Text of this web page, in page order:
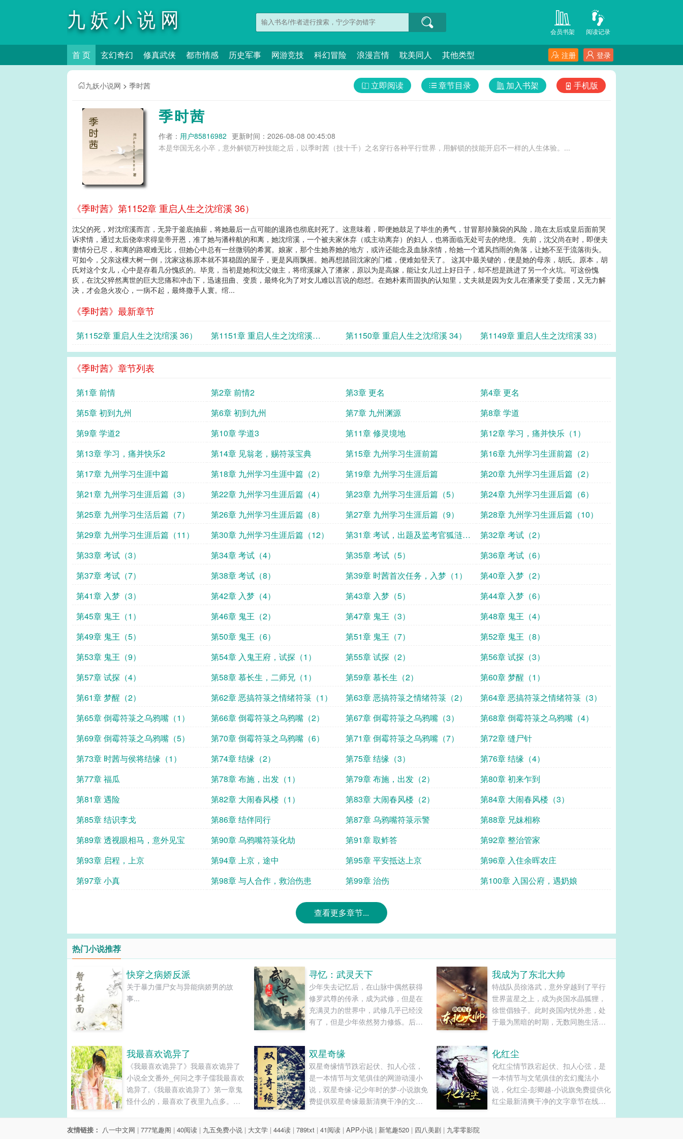
九妖小说网 阅读记录
会员书架
首 页 玄幻奇幻 修真武侠 都市情感 历史军事 网游竞技 科幻冒险 浪漫言情 耽美同人 其他类型 登录
注册
九妖小说网 > 季时茜 手机版
加入书架
章节目录
立即阅读
季时茜
作者： 用户85816982 更新时间：2026-08-08 00:45:08
本是华国无名小卒，意外解锁万种技能之后，以季时茜（技十千）之名穿行各种平行世界，用解锁的技能开启不一样的人生体验。...
《季时茜》第1152章 重启人生之沈绾溪 36）
沈父的死，对沈绾溪而言，无异于釜底抽薪，将她最后一点可能的退路也彻底封死了。这意味着，即便她鼓足了毕生的勇气，甘冒那掉脑袋的风险，跪在太后或皇后面前哭
诉求情，通过太后侥幸求得皇帝开恩，准了她与潘梓航的和离，她沈绾溪，一个被夫家休弃（或主动离弃）的妇人，也将面临无处可去的绝境。 先前，沈父尚在时，即便夫
妻情分已尽，和离的路艰难无比，但她心中总有一丝微弱的希冀。娘家，那个生她养她的地方，或许还能念及血脉亲情，给她一个遮风挡雨的角落，让她不至于流落街头。
可如今，父亲这棵大树一倒，沈家这栋原本就不算稳固的屋子，更是风雨飘摇。她再想踏回沈家的门槛，便难如登天了。 这其中最关键的，便是她的母亲，胡氏。原本，胡
氏对这个女儿，心中是存着几分愧疚的。毕竟，当初是她和沈父做主，将绾溪嫁入了潘家，原以为是高嫁，能让女儿过上好日子，却不想是跳进了另一个火坑。可这份愧
疚，在沈父猝然离世的巨大悲痛和冲击下，迅速扭曲、变质，最终化为了对女儿难以言说的怨怼。在她朴素而固执的认知里，丈夫就是因为女儿在潘家受了委屈，又无力解
决，才会急火攻心，一病不起，最终撒手人寰。绾...
《季时茜》最新章节
第1152章 重启人生之沈绾溪 36）
第1151章 重启人生之沈绾溪
（35）
第1150章 重启人生之沈绾溪 34） 第1149章 重启人生之沈绾溪 33）
《季时茜》章节列表
第1章 前情 第2章 前情2 第3章 更名
第4章 更名
第5章 初到九州
第6章 初到九州 第7章 九州渊源
第8章 学道
第9章 学道2
第10章 学道3 第11章 修灵境地
第12章 学习，痛并快乐（1）
第13章 学习，痛并快乐2
第14章 见翁老，赐符箓宝典 第15章 九州学习生涯前篇
第16章 九州学习生涯前篇（2）
第17章 九州学习生涯中篇
第18章 九州学习生涯中篇（2） 第19章 九州学习生涯后篇
第20章 九州学习生涯后篇（2）
第21章 九州学习生涯后篇（3）
第22章 九州学习生涯后篇（4） 第23章 九州学习生涯后篇（5）
第24章 九州学习生涯后篇（6）
第25章 九州学习生活后篇（7）
第26章 九州学习生涯后篇（8） 第27章 九州学习生涯后篇（9）
第28章 九州学习生涯后篇（10）
第29章 九州学习生涯后篇（11）
第30章 九州学习生涯后篇（12）
第31章 考试，出题及监考官狐涟、
绥娘（1）
第32章 考试（2）
第33章 考试（3）
第34章 考试（4） 第35章 考试（5）
第36章 考试（6）
第37章 考试（7）
第38章 考试（8） 第39章 时茜首次任务，入梦（1）
第40章 入梦（2）
第41章 入梦（3）
第42章 入梦（4） 第43章 入梦（5）
第44章 入梦（6）
第45章 鬼王（1）
第46章 鬼王（2） 第47章 鬼王（3）
第48章 鬼王（4）
第49章 鬼王（5）
第50章 鬼王（6） 第51章 鬼王（7）
第52章 鬼王（8）
第53章 鬼王（9）
第54章 入鬼王府，试探（1） 第55章 试探（2）
第56章 试探（3）
第57章 试探（4）
第58章 慕长生，二师兄（1） 第59章 慕长生（2）
第60章 梦醒（1）
第61章 梦醒（2）
第62章 恶搞符箓之情绪符箓（1） 第63章 恶搞符箓之情绪符箓（2）
第64章 恶搞符箓之情绪符箓（3）
第65章 倒霉符箓之乌鸦嘴（1）
第66章 倒霉符箓之乌鸦嘴（2） 第67章 倒霉符箓之乌鸦嘴（3）
第68章 倒霉符箓之乌鸦嘴（4）
第69章 倒霉符箓之乌鸦嘴（5）
第70章 倒霉符箓之乌鸦嘴（6） 第71章 倒霉符箓之乌鸦嘴（7）
第72章 缝尸针
第73章 时茜与侯将结缘（1）
第74章 结缘（2） 第75章 结缘（3）
第76章 结缘（4）
第77章 福瓜
第78章 布施，出发（1） 第79章 布施，出发（2）
第80章 初来乍到
第81章 遇险
第82章 大闹春风楼（1） 第83章 大闹春风楼（2）
第84章 大闹春风楼（3）
第85章 结识李戈
第86章 结伴同行 第87章 乌鸦嘴符箓示警
第88章 兄妹相称
第89章 透视眼相马，意外见宝
第90章 乌鸦嘴符箓化劫 第91章 取鲊答
第92章 整治管家
第93章 启程，上京
第94章 上京，途中 第95章 平安抵达上京
第96章 入住余晖农庄
第97章 小真
第98章 与人合作，救治伤患 第99章 治伤 第100章 入国公府，遇奶娘
查看更多章节...
热门小说推荐
快穿之病娇反派
关于暴力僵尸女与异能病娇男的故
事...
寻忆：武灵天下
少年失去记忆后，在山脉中偶然获得
修罗武尊的传承，成为武修，但是在
充满灵力的世界中，武修几乎已经没
有了，但是少年依然努力修炼。后
记忆，也为了达到世界之最。他踏上
了漫长的征途，一路上挑战各路强
者，不断磨练自己的技艺?。心中暗暗
发誓，一定要突破重重困难，实现......
我成为了东北大帅
特战队员徐洛武，意外穿越到了平行
世界蓝星之上，成为炎国水晶狐狸，
徐世倡独子。此时炎国内忧外患，处
于最为黑暗的时期，无数同胞生活在
尤其是东夷鬼子虎视眈眈。在这个紧
要关头，徐洛武毅然投身军旅，拯救
炎国拯救无数的同胞。将炎国打造为
世界霸主，横扫蛮夷，征服整个......
我最喜欢诡异了
《我最喜欢诡异了》我最喜欢诡异了
小说全文番外_何问之李子儒我最喜欢
诡异了,《我最喜欢诡异了》第一章鬼
怪什么的，最喜欢了夜里九点多。刘
公室。最近这几天一直在下雨，没完
没了的下，都已经一个多星期了。雨
双星奇缘
双星奇缘情节跌宕起伏、扣人心弦，
是一本情节与文笔俱佳的网游动漫小
说，双星奇缘-记少年时的梦-小说旗免
费提供双星奇缘最新清爽干净的文字
化红尘
化红尘情节跌宕起伏、扣人心弦，是
一本情节与文笔俱佳的玄幻魔法小
说，化红尘-彭卿越-小说旗免费提供化
红尘最新清爽干净的文字章节在线阅
友情链接： 八一中文网 | 777笔趣阁 | 40阅读 | 九五免费小说 | 大文学 | 444读 | 789txt | 41阅读 | APP小说 | 新笔趣520 | 四八美剧 | 九零零影院